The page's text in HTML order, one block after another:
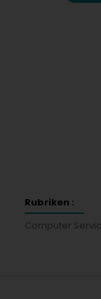
Rubriken :
Computer